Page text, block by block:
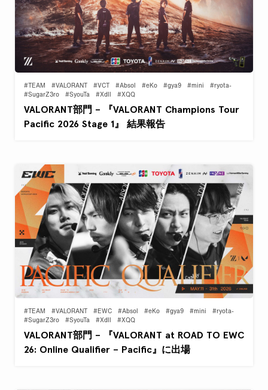
#TEAM #VALORANT #VCT #Absol #eKo #gya9 #mini
#ryota-
#SugarZ3ro
#SyouTa #Xdll #XQQ
VALORANT部門 – 『VALORANT Champions Tour
Pacific 2026 Stage 1』 結果報告
#TEAM #VALORANT #EWC #Absol #eKo #gya9 #mini
#ryota-
#SugarZ3ro
#SyouTa #Xdll #XQQ
VALORANT部門 – 『VALORANT at ROAD TO EWC
26: Online Qualifier – Pacific』に出場